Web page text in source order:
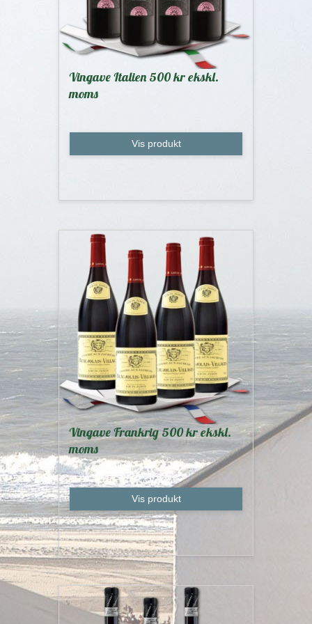
Vingave Italien 500 kr ekskl.
moms
Vis produkt
Vingave Frankrig 500 kr ekskl.
moms
Vis produkt